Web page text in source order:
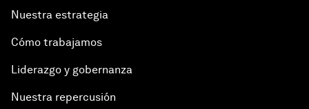
Nuestra estrategia
Cómo trabajamos
Liderazgo y gobernanza
Nuestra repercusión